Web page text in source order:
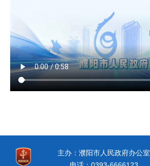
主办：濮阳市人民政府办公室